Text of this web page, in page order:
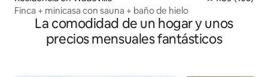
Finca + minicasa con sauna + baño de hielo
La comodidad de un hogar y unos
precios mensuales fantásticos